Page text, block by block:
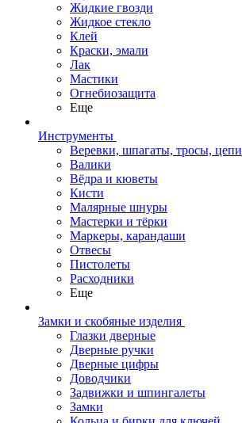
Жидкие гвозди
Жидкое стекло
Клей
Краски, эмали
Лак
Мастики
Огнебиозащита
Еще
Инструменты
Веревки, шпагаты, тросы, цепи
Валики
Вёдра и кюветы
Кисти
Малярные шнуры
Мастерки и тёрки
Маркеры, карандаши
Отвесы
Пистолеты
Расходники
Еще
Замки и скобяные изделия
Глазки дверные
Дверные ручки
Дверные цифры
Доводчики
Задвижки и шпингалеты
Замки